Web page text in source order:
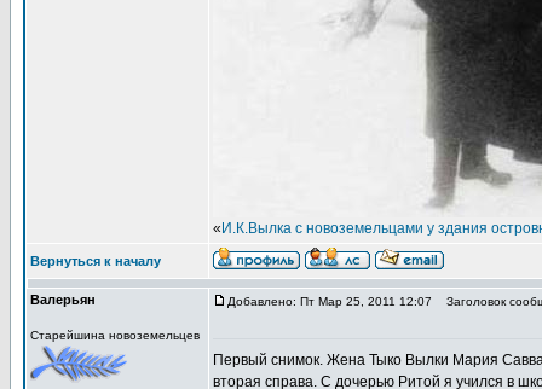
« И.К.Вылка с новоземельцами у здания
Вернуться к началу
Валерьян
Старейшина новоземельцев
Добавлено: Пт Мар 25, 2011 12:07 Заголовок
Первый снимок. Жена Тыко Вылки Мария
вторая справа. С дочерью Ритой я учился в